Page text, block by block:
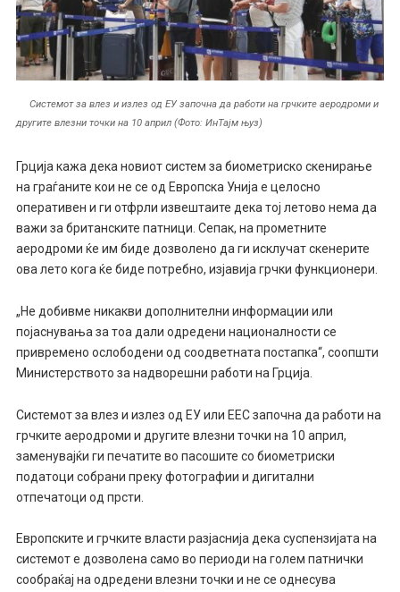
Системот за влез и излез од ЕУ започна да работи на грчките аеродроми и
другите влезни точки на 10 април (Фото: ИнТајм њуз)
Грција кажа дека новиот систем за биометриско скенирање
на граѓаните кои не се од Европска Унија е целосно
оперативен и ги отфрли извештаите дека тој летово нема да
важи за британските патници. Сепак, на прометните
аеродроми ќе им биде дозволено да ги исклучат скенерите
ова лето кога ќе биде потребно, изјавија грчки функционери.
„Не добивме никакви дополнителни информации или
појаснувања за тоа дали одредени националности се
привремено ослободени од соодветната постапка“, соопшти
Министерството за надворешни работи на Грција.
Системот за влез и излез од ЕУ или ЕЕС започна да работи на
грчките аеродроми и другите влезни точки на 10 април,
заменувајќи ги печатите во пасошите со биометриски
податоци собрани преку фотографии и дигитални
отпечатоци од прсти.
Европските и грчките власти разјаснија дека суспензијата на
системот е дозволена само во периоди на голем патнички
сообраќај на одредени влезни точки и не се однесува